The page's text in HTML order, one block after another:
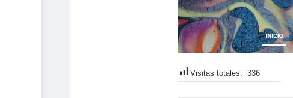
Visitas totales: 336